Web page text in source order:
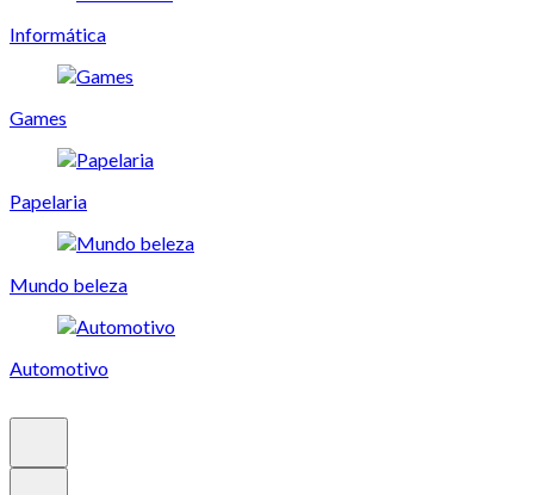
Informática
Games
Papelaria
Mundo beleza
Automotivo